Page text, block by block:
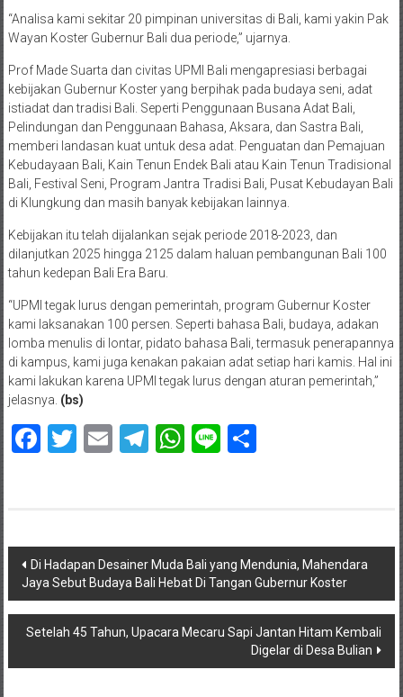
“Analisa kami sekitar 20 pimpinan universitas di Bali, kami yakin Pak
Wayan Koster Gubernur Bali dua periode,” ujarnya.
Prof Made Suarta dan civitas UPMI Bali mengapresiasi berbagai
kebijakan Gubernur Koster yang berpihak pada budaya seni, adat
istiadat dan tradisi Bali. Seperti Penggunaan Busana Adat Bali,
Pelindungan dan Penggunaan Bahasa, Aksara, dan Sastra Bali,
memberi landasan kuat untuk desa adat. Penguatan dan Pemajuan
Kebudayaan Bali, Kain Tenun Endek Bali atau Kain Tenun Tradisional
Bali, Festival Seni, Program Jantra Tradisi Bali, Pusat Kebudayan Bali
di Klungkung dan masih banyak kebijakan lainnya.
Kebijakan itu telah dijalankan sejak periode 2018-2023, dan
dilanjutkan 2025 hingga 2125 dalam haluan pembangunan Bali 100
tahun kedepan Bali Era Baru.
“UPMI tegak lurus dengan pemerintah, program Gubernur Koster
kami laksanakan 100 persen. Seperti bahasa Bali, budaya, adakan
lomba menulis di lontar, pidato bahasa Bali, termasuk penerapannya
di kampus, kami juga kenakan pakaian adat setiap hari kamis. Hal ini
kami lakukan karena UPMI tegak lurus dengan aturan pemerintah,”
jelasnya. (bs)
Facebook
Twitter
EmailTelegram
WhatsApp
LineShare
Navigasi
pos
Di Hadapan Desainer Muda Bali yang Mendunia, Mahendara
Jaya Sebut Budaya Bali Hebat Di Tangan Gubernur Koster
Setelah 45 Tahun, Upacara Mecaru Sapi Jantan Hitam Kembali
Digelar di Desa Bulian